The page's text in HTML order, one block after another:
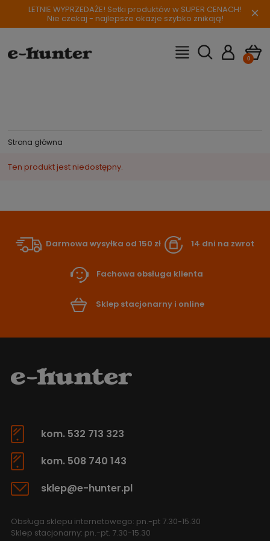
LETNIE WYPRZEDAŻE! Setki produktów w SUPER CENACH!
Nie czekaj - najlepsze okazje szybko znikają! ×
Strona główna
Ten produkt jest niedostępny.
Darmowa wysyłka od 150 zł 14 dni na zwrot
Fachowa obsługa klienta
Sklep stacjonarny i online
kom. 532 713 323
kom. 508 740 143
sklep@e-hunter.pl
Obsługa sklepu internetowego: pn.-pt 7.30-15.30
Sklep stacjonarny: pn.-pt. 7.30-15.30